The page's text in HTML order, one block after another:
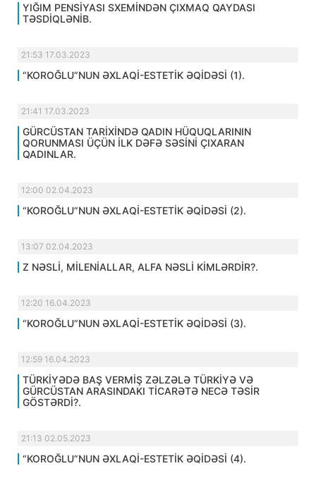
YIĞIM PENSİYASI SXEMİNDƏN ÇIXMAQ QAYDASI
TƏSDİQLƏNİB.
21:53 17.03.2023
“KOROĞLU”NUN ƏXLAQİ-ESTETİK ƏQİDƏSİ (1).
21:41 17.03.2023
GÜRCÜSTAN TARİXİNDƏ QADIN HÜQUQLARININ
QORUNMASI ÜÇÜN İLK DƏFƏ SƏSİNİ ÇIXARAN
QADINLAR.
12:00 02.04.2023
“KOROĞLU”NUN ƏXLAQİ-ESTETİK ƏQİDƏSİ (2).
13:07 02.04.2023
Z NƏSLİ, MİLENİALLAR, ALFA NƏSLİ KİMLƏRDİR?.
12:20 16.04.2023
“KOROĞLU”NUN ƏXLAQİ-ESTETİK ƏQİDƏSİ (3).
12:59 16.04.2023
TÜRKİYƏDƏ BAŞ VERMİŞ ZƏLZƏLƏ TÜRKİYƏ VƏ
GÜRCÜSTAN ARASINDAKI TİCARƏTƏ NECƏ TƏSİR
GÖSTƏRDİ?.
21:13 02.05.2023
“KOROĞLU”NUN ƏXLAQİ-ESTETİK ƏQİDƏSİ (4).